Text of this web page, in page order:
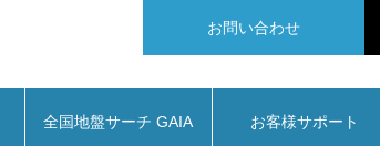
お問い合わせ
全国地盤サーチ GAIA お客様サポート